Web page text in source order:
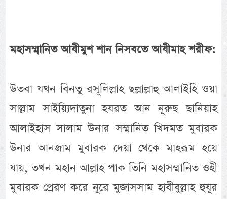
মহাসম্মানিত আযীমুশ শান নিসবতে আযীমাহ শরীফ:
উতবা যখন বিনতু রসূলিল্লাহ ছল্লাল্লাহু আলাইহি ওয়া
সাল্লাম সাইয়্যিদাতুনা হযরত আন নূরুছ ছানিয়াহ
আলাইহাস সালাম উনার সম্মানিত খিদমত মুবারক
উনার আনজাম মুবারক দেয়া থেকে মাহরূম হয়ে
যায়, তখন মহান আল্লাহ পাক তিনি মহাসম্মানিত ওহী
মুবারক প্রেরণ করে নূরে মুজাসসাম হাবীবুল্লাহ হুযূর